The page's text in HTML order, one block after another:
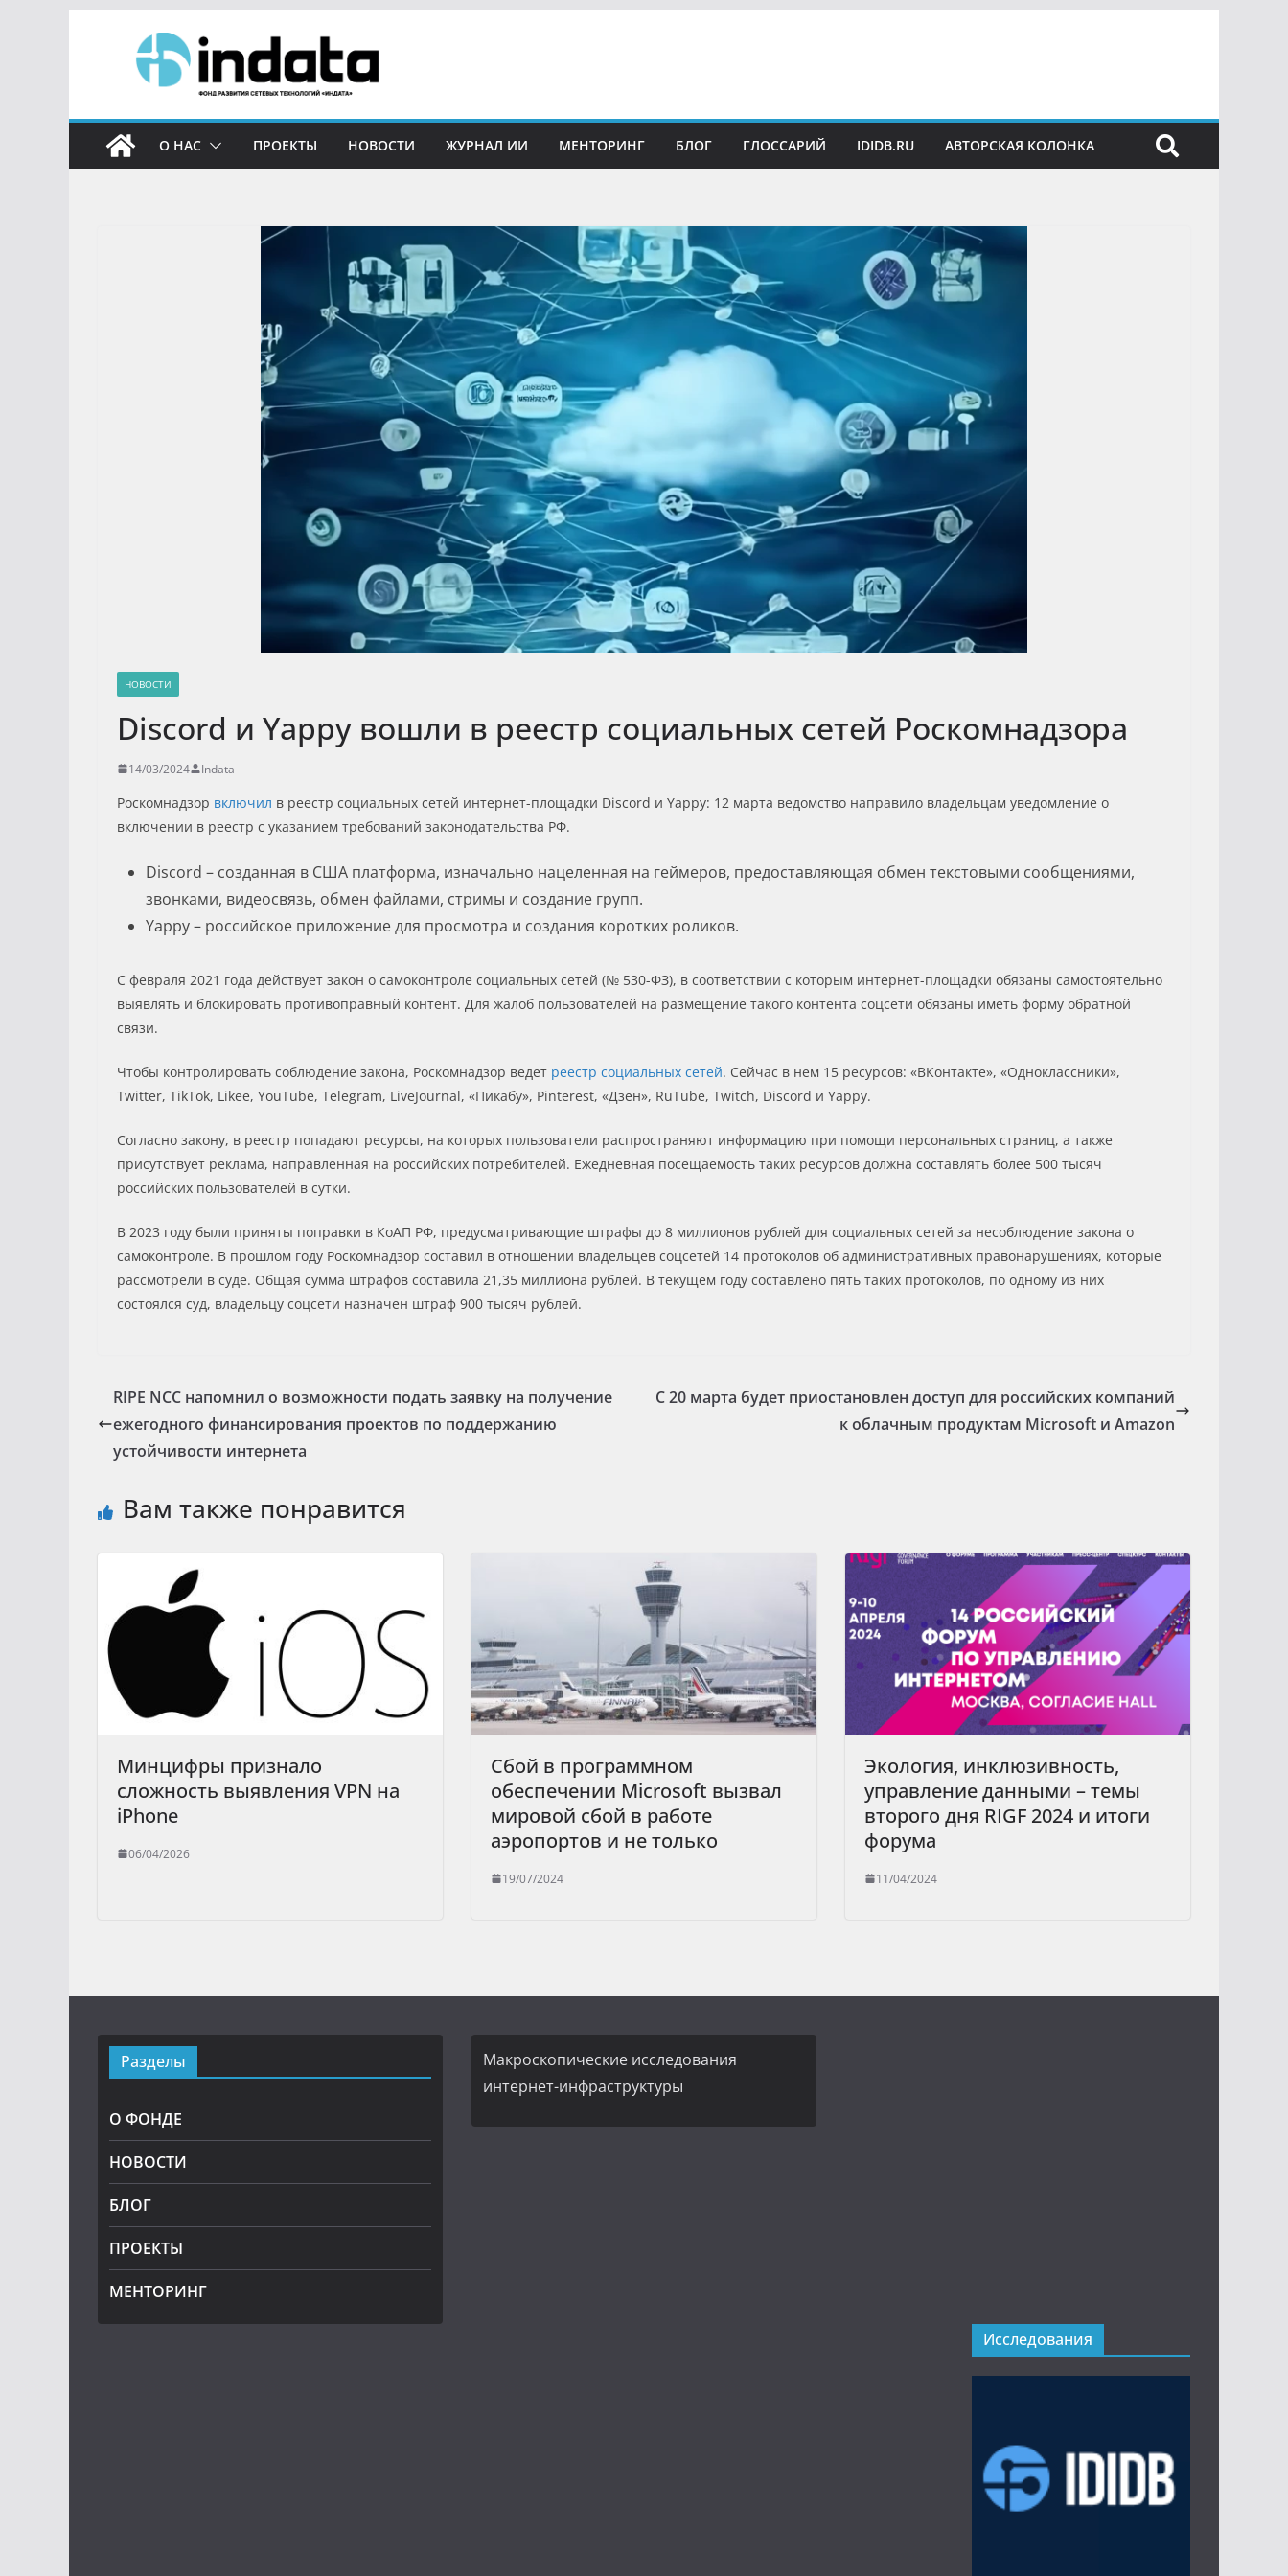
О НАС ПРОЕКТЫ НОВОСТИ ЖУРНАЛ ИИ МЕНТОРИНГ БЛОГ ГЛОССАРИЙ IDIDB.RU АВТОРСКАЯ КОЛОНКА
НОВОСТИ
Discord и Yappy вошли в реестр социальных сетей Роскомнадзора
14/03/2024 Indata
Роскомнадзор включил в реестр социальных сетей интернет-площадки Discord и Yappy: 12 марта ведомство направило владельцам уведомление о
включении в реестр с указанием требований законодательства РФ.
Discord – созданная в США платформа, изначально нацеленная на геймеров, предоставляющая обмен текстовыми сообщениями,
звонками, видеосвязь, обмен файлами, стримы и создание групп.
Yappy – российское приложение для просмотра и создания коротких роликов.
С февраля 2021 года действует закон о самоконтроле социальных сетей (№ 530-ФЗ), в соответствии с которым интернет-площадки обязаны самостоятельно
выявлять и блокировать противоправный контент. Для жалоб пользователей на размещение такого контента соцсети обязаны иметь форму обратной
связи.
Чтобы контролировать соблюдение закона, Роскомнадзор ведет реестр социальных сетей. Сейчас в нем 15 ресурсов: «ВКонтакте», «Одноклассники»,
Twitter, TikTok, Likee, YouTube, Telegram, LiveJournal, «Пикабу», Pinterest, «Дзен», RuTube, Twitch, Discord и Yappy.
Согласно закону, в реестр попадают ресурсы, на которых пользователи распространяют информацию при помощи персональных страниц, а также
присутствует реклама, направленная на российских потребителей. Ежедневная посещаемость таких ресурсов должна составлять более 500 тысяч
российских пользователей в сутки.
В 2023 году были приняты поправки в КоАП РФ, предусматривающие штрафы до 8 миллионов рублей для социальных сетей за несоблюдение закона о
самоконтроле. В прошлом году Роскомнадзор составил в отношении владельцев соцсетей 14 протоколов об административных правонарушениях, которые
рассмотрели в суде. Общая сумма штрафов составила 21,35 миллиона рублей. В текущем году составлено пять таких протоколов, по одному из них
состоялся суд, владельцу соцсети назначен штраф 900 тысяч рублей.
RIPE NCC напомнил о возможности подать заявку на получение
ежегодного финансирования проектов по поддержанию
устойчивости интернета
С 20 марта будет приостановлен доступ для российских компаний
к облачным продуктам Microsoft и Amazon
Вам также понравится
Минцифры признало
сложность выявления VPN на
iPhone
06/04/2026
Сбой в программном
обеспечении Microsoft вызвал
мировой сбой в работе
аэропортов и не только
19/07/2024
Экология, инклюзивность,
управление данными – темы
второго дня RIGF 2024 и итоги
форума
11/04/2024
Разделы
О ФОНДЕ
НОВОСТИ
БЛОГ
ПРОЕКТЫ
МЕНТОРИНГ
Макроскопические исследования
интернет-инфраструктуры
Исследования